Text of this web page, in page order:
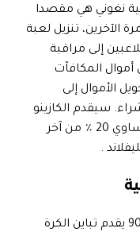
نغوني هي مقصدا
تنزيل لعبة
إلى مراقبة
المكافآت
الأموال إلى
سيقدم الكازينو
أيضا تذاكر يانصيب مجانية من تومبالا تساوي 20 ٪ من آخر
.
مراجعة كازينو 10 بيت اون لاين 1xbet ال 90 يقدم تباين الكرة